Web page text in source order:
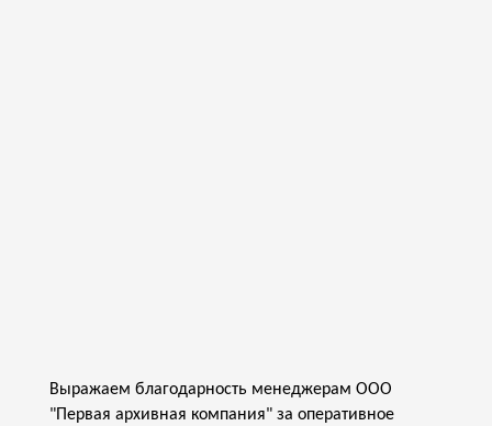
Выражаем благодарность менеджерам ООО
"Первая архивная компания" за оперативное